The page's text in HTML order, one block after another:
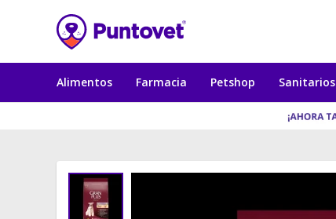
Alimentos Farmacia Petshop Sanitarios